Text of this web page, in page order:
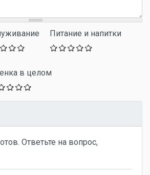
Питание и напитки
в целом
Ответьте на вопрос,